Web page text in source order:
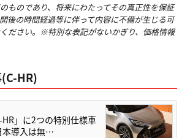
ものであり、将来にわたってその真正性を保証
後の時間経過等に伴って内容に不備が生じる可
ださい。※特別な表記がないかぎり、価格情報
HR)
」に2つの特別仕様車
本導入は無…